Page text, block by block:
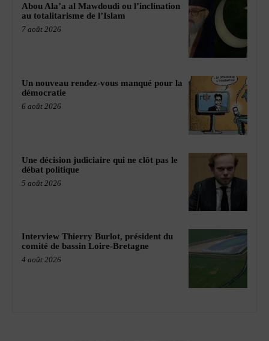
Abou Ala’a al Mawdoudi ou l’inclination
au totalitarisme de l’Islam
7 août 2026
Un nouveau rendez-vous manqué pour la
démocratie
6 août 2026
Une décision judiciaire qui ne clôt pas le
débat politique
5 août 2026
Interview Thierry Burlot, président du
comité de bassin Loire-Bretagne
4 août 2026